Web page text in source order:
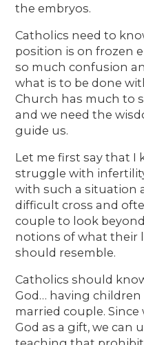
the embryos.
Catholics need to
position is on frozen
so much confusion
what is to be done
Church has much to
and we need the
guide us.
Let me first say that I
struggle with
with such a situation
difficult cross and
couple to look
notions of what their
should resemble.
Catholics should
God… having
married couple.
God as a gift, we can